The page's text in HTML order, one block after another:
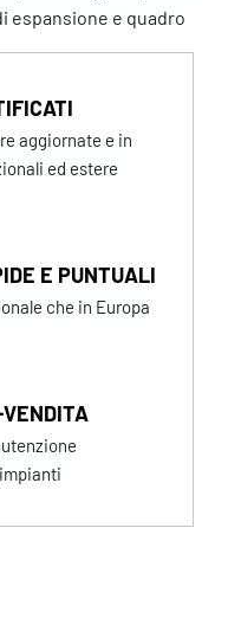
espansione e quadro
aggiornate e in
ed estere
E PUNTUALI
che in Europa